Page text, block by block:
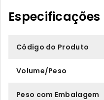
Código do Produto
Volume/Peso
Peso com Embalagem